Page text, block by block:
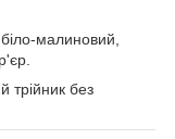
малиновий,
трійник без